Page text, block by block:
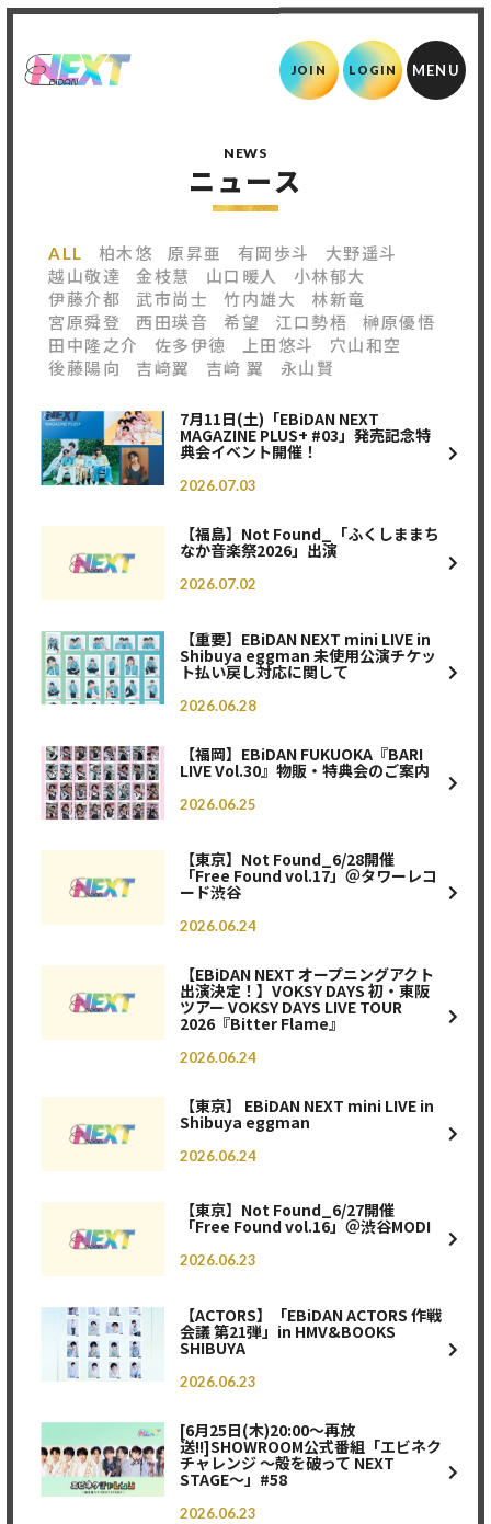
JOIN LOGIN
NEWS
ニュース
ALL 柏木悠 原昇亜 有岡歩斗
大野遥斗
越山敬達
金枝慧 山口暖人
小林郁大
伊藤介都
武市尚士 竹内雄大
林新竜
宮原舜登
西田瑛音 希望 江口勢梧
榊原優悟
田中隆之介
佐多伊徳 上田悠斗
穴山和空
後藤陽向
吉﨑翼 吉﨑 翼 永山賢
7月11日(土)「EBiDAN NEXT
MAGAZINE PLUS+ #03」発売記念特
典会イベント開催！
2026.07.03
【福島】Not Found_「ふくしままち
なか音楽祭2026」出演
2026.07.02
【重要】EBiDAN NEXT mini LIVE in
Shibuya eggman 未使用公演チケッ
ト払い戻し対応に関して
2026.06.28
【福岡】EBiDAN FUKUOKA『BARI
LIVE Vol.30』物販・特典会のご案内
2026.06.25
【東京】Not Found_6/28開催
「Free Found vol.17」＠タワーレコ
ード渋谷
2026.06.24
【EBiDAN NEXT オープニングアクト
出演決定！】VOKSY DAYS 初・東阪
ツアー VOKSY DAYS LIVE TOUR
2026『Bitter Flame』
2026.06.24
【東京】 EBiDAN NEXT mini LIVE in
Shibuya eggman
2026.06.24
【東京】Not Found_6/27開催
「Free Found vol.16」＠渋谷MODI
2026.06.23
【ACTORS】「EBiDAN ACTORS 作戦
会議 第21弾」in HMV&BOOKS
SHIBUYA
2026.06.23
[6月25日(木)20:00〜再放
送!!]SHOWROOM公式番組「エビネク
チャレンジ ～殻を破って NEXT
STAGE～」#58
2026.06.23